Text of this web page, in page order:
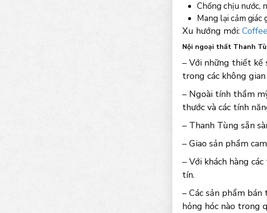
Chống chịu nước,
Mang lại cảm giác
Xu hướng mới:
Nội ngoại thất Thanh
– Với những thiết kế
trong các không
– Ngoài tính thẩm
thước và các tính
– Thanh Tùng sẵn
– Giao sản phẩm
– Với khách hàng
tín.
– Các sản phẩm
hỏng hóc nào trong